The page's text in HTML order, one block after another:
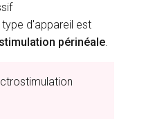
type d'appareil est
périnéale.